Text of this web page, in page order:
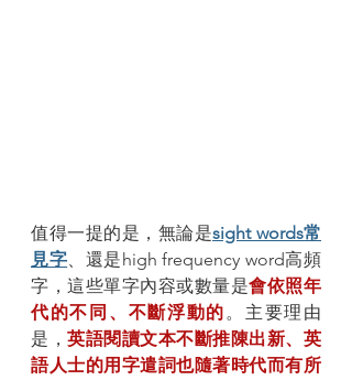
值得一提的是，無論是sight words常
見字、還是high frequency word高頻
字，這些單字內容或數量是會依照年
代的不同、不斷浮動的。主要理由
是，英語閱讀文本不斷推陳出新、英
語人士的用字遣詞也隨著時代而有所